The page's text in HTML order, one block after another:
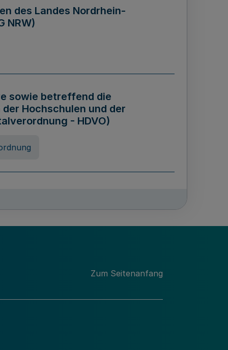
des Landes Nordrhein-
NRW)
sowie betreffend die
Hochschulen und der
- HDVO)
des Landes Nordrhein-
Zum Seitenanfang